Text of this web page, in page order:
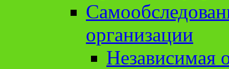
организации
Независимая